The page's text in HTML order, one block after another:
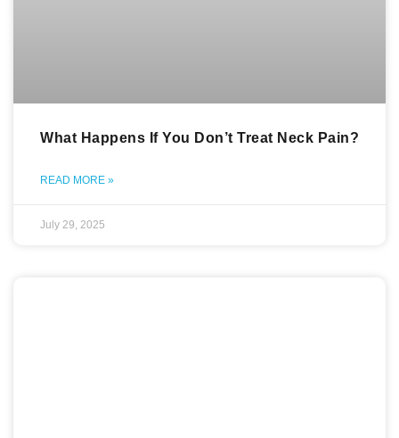
What Happens If You Don’t Treat Neck Pain?
READ MORE »
July 29, 2025